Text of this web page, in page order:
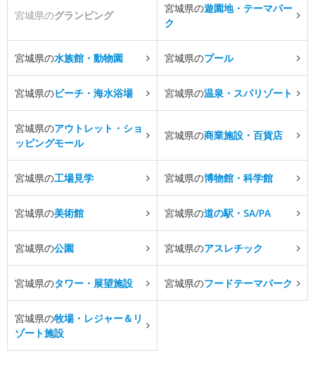
宮城県のグランピング
宮城県の遊園地・テーマパー
ク
宮城県の水族館・動物園 宮城県のプール
宮城県のビーチ・海水浴場 宮城県の温泉・スパリゾート
宮城県のアウトレット・ショ
ッピングモール
宮城県の商業施設・百貨店
宮城県の工場見学 宮城県の博物館・科学館
宮城県の美術館 宮城県の道の駅・SA/PA
宮城県の公園 宮城県のアスレチック
宮城県のタワー・展望施設 宮城県のフードテーマパーク
宮城県の牧場・レジャー＆リ
ゾート施設